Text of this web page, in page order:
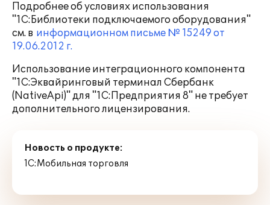
Подробнее об условиях использования
"1С:Библиотеки подключаемого оборудования"
см. в информационном письме № 15249 от
19.06.2012 г.
Использование интеграционного компонента
"1С:Эквайринговый терминал Сбербанк
(NativeApi)" для "1С:Предприятия 8" не требует
дополнительного лицензирования.
Новость о продукте:
1С:Мобильная торговля